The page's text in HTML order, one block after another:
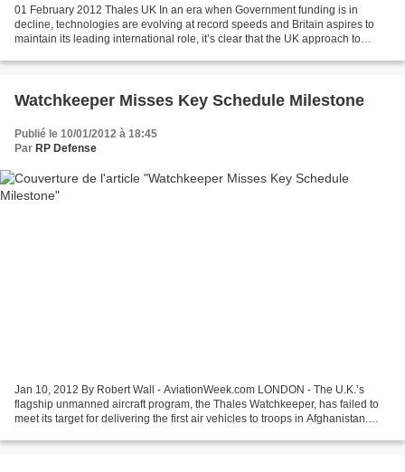
01 February 2012 Thales UK In an era when Government funding is in
decline, technologies are evolving at record speeds and Britain aspires to
maintain its leading international role, it’s clear that the UK approach to
Watchkeeper Misses Key Schedule Milestone
Publié le 10/01/2012 à 18:45
Par RP Defense
Jan 10, 2012 By Robert Wall - AviationWeek.com LONDON - The U.K.’s
flagship unmanned aircraft program, the Thales Watchkeeper, has failed to
meet its target for delivering the first air vehicles to troops in Afghanistan.